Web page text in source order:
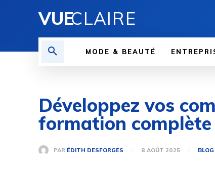
VUECLAIRE
MODE & BEAUTÉ
Développez vos
formation complète
PAR ÉDITH DESFORGES 8 AOÛT 2025 BLOG